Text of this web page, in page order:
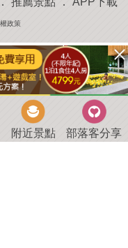
政策
附近景點 部落客分享